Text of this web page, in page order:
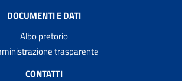
DOCUMENTI E DATI
Albo pretorio
trasparente
CONTATTI